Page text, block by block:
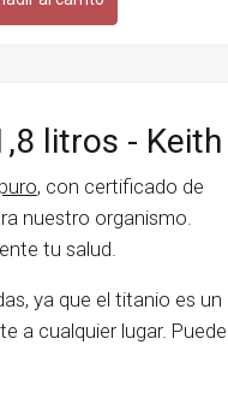
litros - Keith
, con certificado de
nuestro organismo.
tu salud.
ya que el titanio es un
a cualquier lugar. Puede